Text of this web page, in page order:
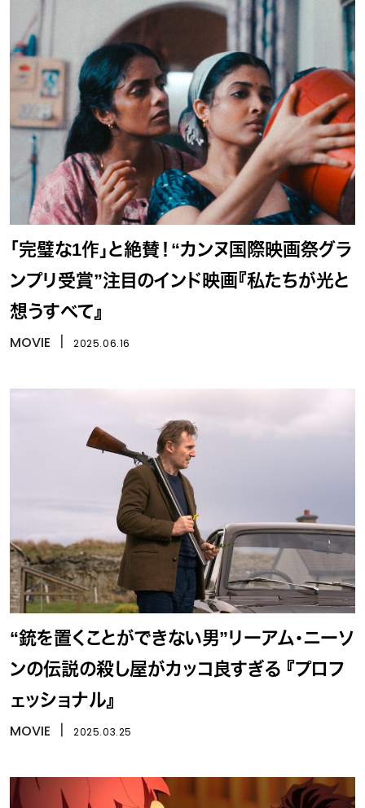
「完璧な1作」と絶賛！“カンヌ国際映画祭グラ
ンプリ受賞”注目のインド映画『私たちが光と
想うすべて』
MOVIE 2025.06.16
“銃を置くことができない男”リーアム・ニーソ
ンの伝説の殺し屋がカッコ良すぎる 『プロフ
ェッショナル』
MOVIE 2025.03.25